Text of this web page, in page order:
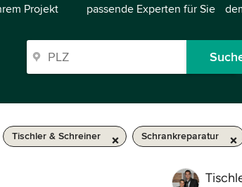
Projekt
passende Experten für Sie
Tischler & Schreiner Schrankreparatur